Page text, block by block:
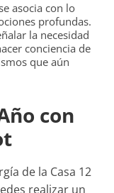
asocia con lo
profundas.
la necesidad
conciencia de
que aún
con
de la Casa 12
realizar un